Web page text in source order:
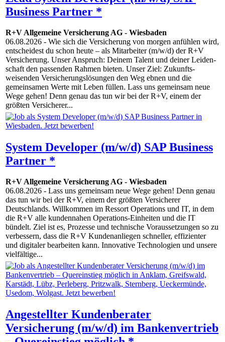
Business Partner *
R+V Allgemeine Versicherung AG - Wiesbaden
06.08.2026 - Wie sich die Versicherung von morgen anfühlen wird,
entscheidest du schon heute – als Mitarbeiter (m/w/d) der R+V
Versicherung. Unser Anspruch: Deinem Talent und deiner Leiden­
schaft den passenden Rahmen bieten. Unser Ziel: Zukunfts­
weisenden Versicherungs­lösungen den Weg ebnen und die
gemeinsamen Werte mit Leben füllen. Lass uns gemeinsam neue
Wege gehen! Denn genau das tun wir bei der R+V, einem der
größten Versicherer...
System Developer (m/w/d) SAP Business
Partner *
R+V Allgemeine Versicherung AG - Wiesbaden
06.08.2026 - Lass uns gemeinsam neue Wege gehen! Denn genau
das tun wir bei der R+V, einem der größten Versicherer
Deutschlands. Willkommen im Ressort Operations und IT, in dem
die R+V alle kundennahen Operations-Einheiten und die IT
bündelt. Ziel ist es, Prozesse und technische Voraussetzungen so zu
verbessern, dass die R+V Kundenanliegen schneller, effizienter
und digitaler bearbeiten kann. Innovative Techno­logien und unsere
vielfältige...
Angestellter Kundenberater
Versicherung (m/w/d) im Bankenvertrieb